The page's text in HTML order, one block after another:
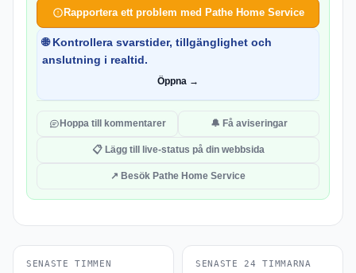
Rapportera ett problem med Pathe Home Service
🌐 Kontrollera svarstider, tillgänglighet och
anslutning i realtid.
Öppna →
Hoppa till kommentarer 🔔 Få aviseringar
📋 Lägg till live-status på din webbsida
↗ Besök Pathe Home Service
SENASTE TIMMEN SENASTE 24 TIMMARNA